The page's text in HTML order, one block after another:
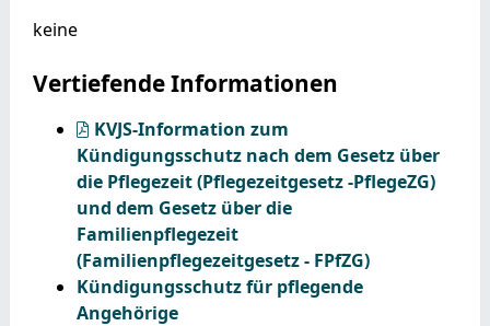
keine
Vertiefende Informationen
KVJS-Information zum
Kündigungsschutz nach dem Gesetz über
die Pflegezeit (Pflegezeitgesetz -PflegeZG)
und dem Gesetz über die
Familienpflegezeit
(Familienpflegezeitgesetz - FPfZG)
Kündigungsschutz für pflegende
Angehörige